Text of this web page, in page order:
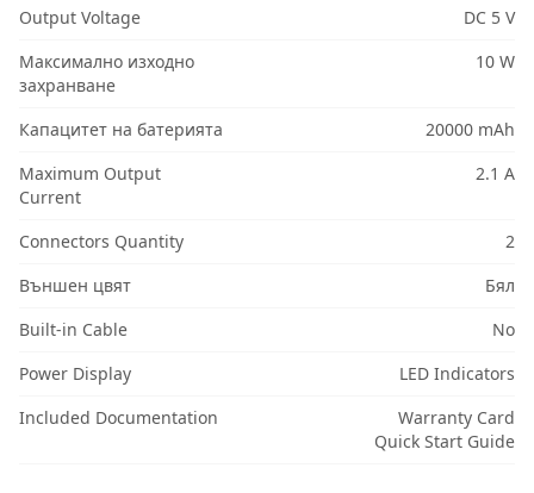
Output Voltage
DC 5 V
Максимално изходно
захранване
10 W
Капацитет на батерията
20000 mAh
Maximum Output
Current
2.1 A
Connectors Quantity
2
Външен цвят
Бял
Built-in Cable
No
Power Display
LED Indicators
Included Documentation
Warranty Card
Quick Start Guide